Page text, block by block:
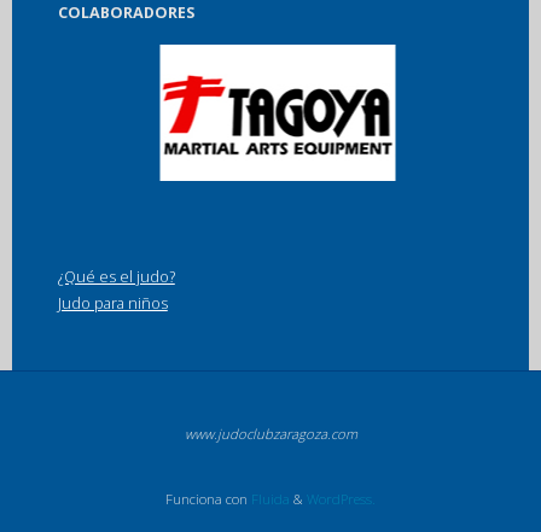
COLABORADORES
¿Qué es el judo?
Judo para niños
www.judoclubzaragoza.com
Funciona con Fluida & WordPress.